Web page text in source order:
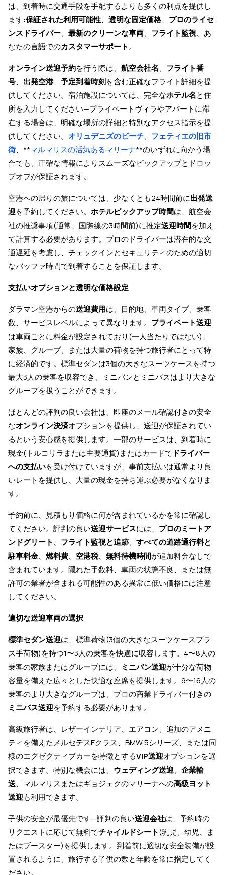
は、到着時に交通手段を手配するよりも多くの利点を提供し
ます:保証された利用可能性、 透明な固定価格、 プロのライセ
ンスドライバー、 最新のクリーンな車両、 フライト監視、あ
なたの言語でのカスタマーサポート。
オンライン送迎予約を行う際は、 航空会社名、 フライト番
号、 出発空港、 予定到着時刻を含む正確なフライト詳細を提
供してください。宿泊施設については、完全なホテル名と住
所を入力してください—プライベートヴィラやアパートに滞
在する場合は、明確な場所の詳細と特別なアクセス指示を提
供してください。 オリュデニズのビーチ、 フェティエの旧市
街、**マルマリスの活気あるマリーナ**のいずれに向かう場
合でも、正確な情報によりスムーズなピックアップとドロッ
プオフが保証されます。
空港への帰りの旅については、少なくとも24時間前に出発送
迎を予約してください。 ホテルピックアップ時間は、航空会
社の推奨事項(通常、国際線の3時間前)に推定送迎時間を加え
て計算する必要があります。プロのドライバーは潜在的な交
通遅延を考慮し、チェックインとセキュリティのための適切
なバッファ時間で到着することを保証します。
支払いオプションと透明な価格設定
ダラマン空港からの送迎費用は、目的地、車両タイプ、乗客
数、サービスレベルによって異なります。 プライベート送迎
は車両ごとに料金が設定されており(一人当たりではない)、
家族、グループ、または大量の荷物を持つ旅行者にとって特
に経済的です。標準セダンは3個の大きなスーツケースを持つ
最大3人の乗客を収容でき、ミニバンとミニバスはより大きな
グループを扱うことができます。
ほとんどの評判の良い会社は、即座のメール確認付きの安全
なオンライン決済オプションを提供し、送迎が保証されてい
るという安心感を提供します。一部のサービスは、到着時に
現金(トルコリラまたは主要通貨)またはカードで ドライバー
への支払いを受け付けていますが、事前支払いは通常より良
いレートを提供し、大量の現金を持ち運ぶ必要がなくなりま
す。
予約前に、見積もり価格に何が含まれているかを常に確認し
てください。評判の良い送迎サービスには、 プロのミートア
ンドグリート 、 フライト監視と追跡、 すべての道路通行料と
駐車料金、 燃料費、 空港税、 無料待機時間が追加料金なしで
含まれています。隠れた手数料、車両の状態不良、または無
許可の業者が含まれる可能性のある異常に低い価格には注意
してください。
適切な送迎車両の選択
標準セダン送迎は、標準荷物(3個の大きなスーツケースプラ
ス手荷物)を持つ1〜3人の乗客を快適に収容します。4〜8人の
乗客の家族またはグループには、
ミニバン送迎が十分な荷物
容量を備えた広々とした快適な座席を提供します。9〜16人の
乗客のより大きなグループは、プロの商業ドライバー付きの
ミニバス送迎を予約する必要があります。
高級旅行者は、レザーインテリア、エアコン、追加のアメニ
ティを備えたメルセデスEクラス、BMW 5シリーズ、または同
様のエグゼクティブカーを特徴とするVIP送迎オプションを選
択できます。特別な機会には、 ウェディング送迎、 企業輸
送、マルマリスまたはギョジェクのマリーナへの高級ヨット
送迎も利用できます。
子供の安全が最優先です—評判の良い送迎会社は、予約時の
リクエストに応じて無料でチャイルドシート(乳児、幼児、ま
たはブースター)を提供します。到着前に適切な安全装備が設
置されるように、旅行する子供の数と年齢を常に指定してく
ださい。